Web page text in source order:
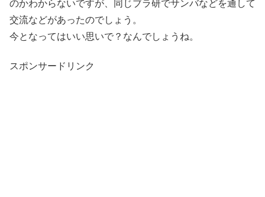
のかわからないですが、同じブラ研でサンバなどを通して
交流などがあったのでしょう。
今となってはいい思いで？なんでしょうね。
スポンサードリンク